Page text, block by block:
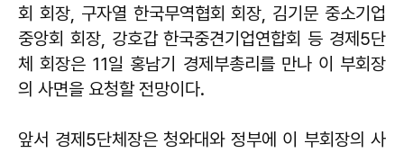
회 회장, 구자열 한국무역협회 회장, 김기문 중소기업
중앙회 회장, 강호갑 한국중견기업연합회 등 경제5단
체 회장은 11일 홍남기 경제부총리를 만나 이 부회장
의 사면을 요청할 전망이다.
앞서 경제5단체장은 청와대와 정부에 이 부회장의 사